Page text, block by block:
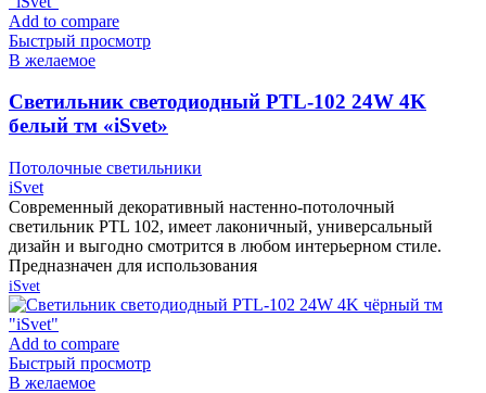
Add to compare
Быстрый просмотр
В желаемое
Cветильник светодиодный PTL-102 24W 4K
белый тм «iSvet»
Потолочные светильники
iSvet
Современный декоративный настенно-потолочный
светильник PTL 102, имеет лаконичный, универсальный
дизайн и выгодно смотрится в любом интерьерном стиле.
Предназначен для использования
iSvet
Add to compare
Быстрый просмотр
В желаемое